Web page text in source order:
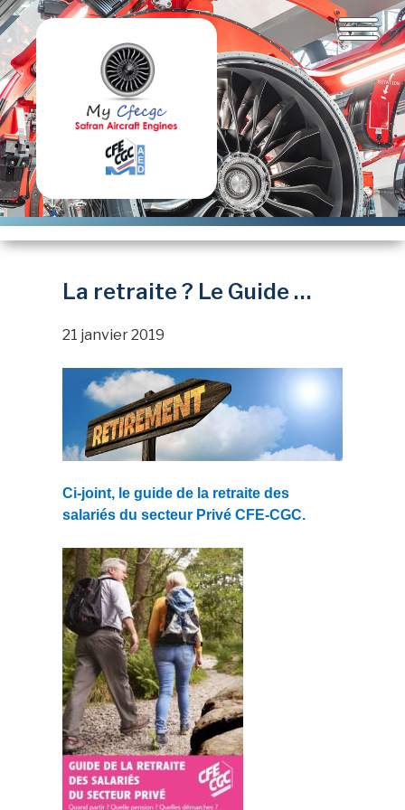
Aller
au
contenu
principal
La retraite ? Le Guide …
21 janvier 2019
Ci-joint, le guide de la retraite des
salariés du secteur Privé CFE-CGC.